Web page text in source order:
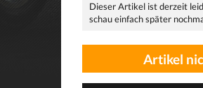
Dieser Artikel ist derzeit
schau einfach später
Artikel